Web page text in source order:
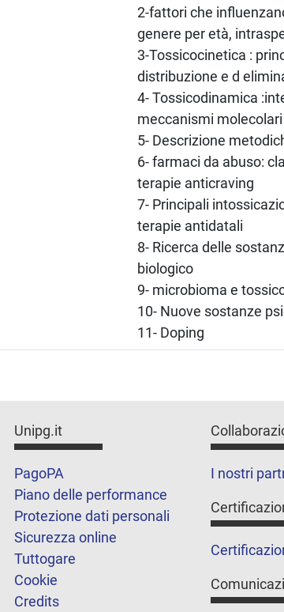
2-fattori che
genere per età,
3-Tossicocinetica :
distribuzione e d
4- Tossicodinamica
meccanismi
5- Descrizione
6- farmaci da abuso:
terapie anticraving
7- Principali
terapie antidatali
8- Ricerca delle
biologico
9- microbioma e
10- Nuove sostanze
11- Doping
Unipg.it
PagoPA
Piano delle performance
Protezione dati personali
Sicurezza online
Tuttogare
Cookie
Credits
I nostri